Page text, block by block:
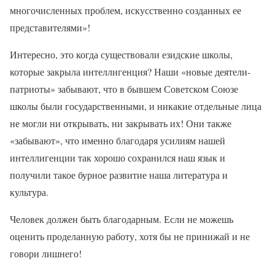
многочисленных проблем, искусственно созданных ее
представителями»!
Интересно, это когда существовали езидские школы,
которые закрыла интеллигенция? Наши «новые деятели-
патриоты» забывают, что в бывшем Советском Союзе
школы были государственными, и никакие отдельные лица
не могли ни открывать, ни закрывать их! Они также
«забывают», что именно благодаря усилиям нашей
интеллигенции так хорошо сохранился наш язык и
получили такое бурное развитие наша литература и
культура.
Человек должен быть благодарным. Если не можешь
оценить проделанную работу, хотя бы не принижай и не
говори лишнего!